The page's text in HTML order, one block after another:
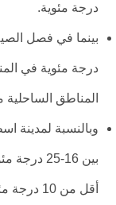
درجة مئوية.
درجة مئوية في
المناطق الساحلية
وبالنسبة لمدينة
بين 16-
أقل من